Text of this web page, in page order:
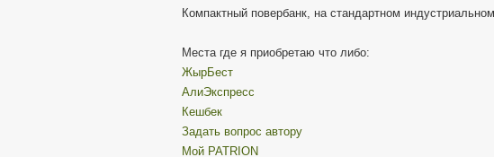
Компактный повербанк, на стандартном
Места где я приобретаю что либо:
ЖырБест
АлиЭкспресс
Кешбек
Задать вопрос автору
Мой PATRION